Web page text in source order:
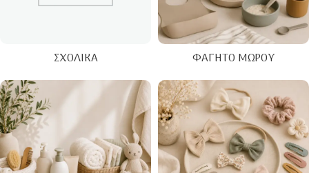
ΣΧΟΛΙΚΆ ΦΑΓΗΤΌ ΜΩΡΟΎ